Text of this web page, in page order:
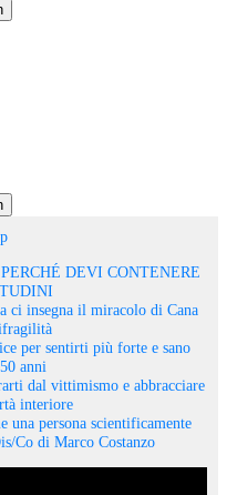
DEVI CONTENERE
ci insegna il miracolo di Cana
per sentirti più forte e sano
anni
dal vittimismo e abbracciare
interiore
una persona scientificamente
Co di Marco Costanzo